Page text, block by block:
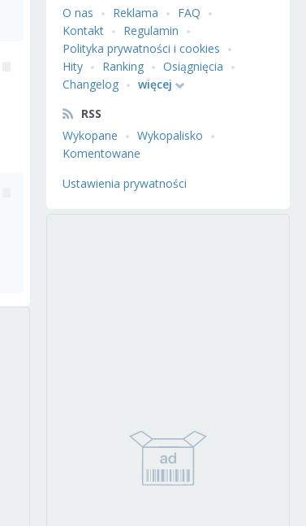
O nas
Reklama
FAQ
Kontakt
Regulamin
Polityka prywatności i cookies
Hity
Ranking
Osiągnięcia
Changelog
więcej
RSS
Wykopane
Wykopalisko
Komentowane
Ustawienia prywatności